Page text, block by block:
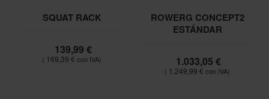
SQUAT RACK
139,99 €
169,39 €
ROWERG CONCEPT2
ESTÁNDAR
1.033,05 €
1.249,99 €